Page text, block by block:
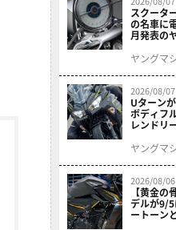
スクータ
の名車に
月発表の
ヤングマ
2026/08/07
Uターン
ボディフ
レンドリ
9/5発売
ヤングマ
2026/08/06
【黄金
デルが9/5
ートーン